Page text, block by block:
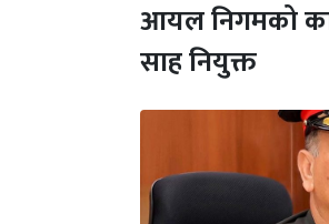
आयल निगमको
साह नियुक्त